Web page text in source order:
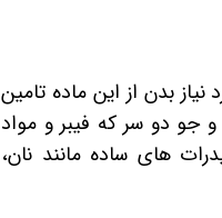
بدن از این ماده تامین
و جو دو سر که فیبر و مواد
های ساده مانند نان،